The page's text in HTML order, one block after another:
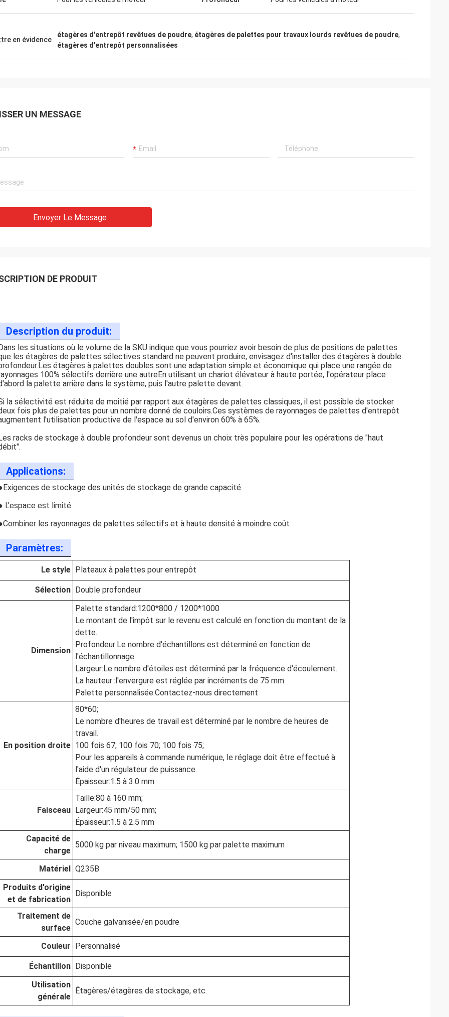
en évidence
étagères d'entrepôt revêtues de poudre, étagères de palettes pour travaux lourds revêtues de poudre,
étagères d'entrepôt personnalisées
UN MESSAGE
Envoyer Le Message
DE PRODUIT
Description du produit:
les situations où le volume de la SKU indique que vous pourriez avoir besoin de plus de positions de palettes
les étagères de palettes sélectives standard ne peuvent produire, envisagez d'installer des étagères à double
étagères à palettes doubles sont une adaptation simple et économique qui place une rangée de
100% sélectifs derrière une autreEn utilisant un chariot élévateur à haute portée, l'opérateur place
la palette arrière dans le système, puis l'autre palette devant.
la sélectivité est réduite de moitié par rapport aux étagères de palettes classiques, il est possible de stocker
fois plus de palettes pour un nombre donné de couloirs.Ces systèmes de rayonnages de palettes d'entrepôt
l'utilisation productive de l'espace au sol d'environ 60% à 65%.
racks de stockage à double profondeur sont devenus un choix très populaire pour les opérations de "haut
Applications:
de stockage des unités de stockage de grande capacité
L'espace est limité
les rayonnages de palettes sélectifs et à haute densité à moindre coût
Paramètres:
Le style Plateaux à palettes pour entrepôt
Sélection Double profondeur
Dimension
Palette standard:1200*800 / 1200*1000
Le montant de l'impôt sur le revenu est calculé en fonction du montant de la
dette.
Profondeur:Le nombre d'échantillons est déterminé en fonction de
l'échantillonnage.
Largeur:Le nombre d'étoiles est déterminé par la fréquence d'écoulement.
La hauteur::l'envergure est réglée par incréments de 75 mm
Palette personnalisée:Contactez-nous directement
En position droite
80*60;
Le nombre d'heures de travail est déterminé par le nombre de heures de
travail.
100 fois 67; 100 fois 70; 100 fois 75;
Pour les appareils à commande numérique, le réglage doit être effectué à
l'aide d'un régulateur de puissance.
Épaisseur:1.5 à 3.0 mm
Faisceau
Taille:80 à 160 mm;
Largeur:45 mm/50 mm;
Épaisseur:1.5 à 2.5 mm
Capacité de
charge
5000 kg par niveau maximum; 1500 kg par palette maximum
Matériel Q235B
Produits d'origine
et de fabrication
Disponible
Traitement de
surface
Couche galvanisée/en poudre
Couleur Personnalisé
Échantillon Disponible
Utilisation
générale
Étagères/étagères de stockage, etc.